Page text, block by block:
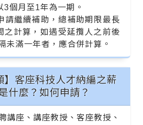
3個月至1年為一期。
請繼續補助，總補助期限最長
之計算，如遇受延攬人之前後
未滿一年者，應合併計算。
】客座科技人才納編之薪
什麼？如何申請？
講座、講座教授、客座教授、